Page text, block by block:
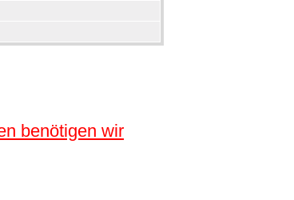
benötigen wir